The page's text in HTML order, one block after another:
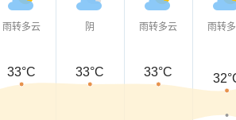
雨转多云 阴 雨转多云 雨转
33°C 33°C 33°C